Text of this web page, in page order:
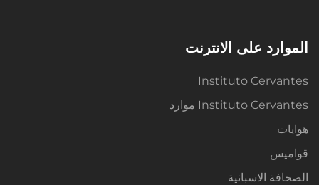
الموارد على الانترنت
Instituto Cervantes
Instituto Cervantes موارد
هوايات
قواميس
الصحافة الاسبانية